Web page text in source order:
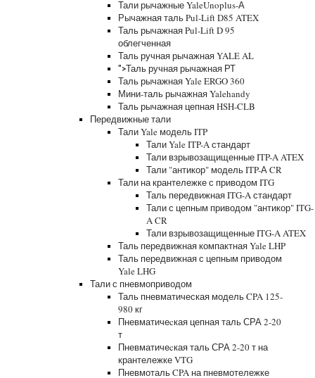
Тали рычажные YaleUnoplus-А
Рычажная таль Pul-Lift D85 ATEX
Таль рычажная Pul-Lift D 95
облегченная
Таль ручная рычажная YALE AL
">Таль ручная рычажная РТ
Таль рычажная Yale ERGO 360
Мини-таль рычажная Yalehandy
Таль рычажная цепная HSH-CLB
Передвижные тали
Тали Yale модель ITP
Тали Yale ITP-A стандарт
Тали взрывозащищенные ITP-A ATEX
Тали "антикор" модель ITP-А CR
Тали на крантележке с приводом ITG
Таль передвижная ITG-A стандарт
Тали с цепным приводом "антикор" ITG-
A CR
Тали взрывозащищенные ITG-A ATEX
Таль передвижная компактная Yale LHP
Таль передвижная с цепным приводом
Yale LHG
Тали с пневмоприводом
Таль пневматическая модель CPA 125-
980 кг
Пневматичеcкая цепная таль СРА 2-20
т
Пневматичеcкая таль СРА 2-20 т на
крантележке VTG
Пневмоталь CPA на пневмотележке